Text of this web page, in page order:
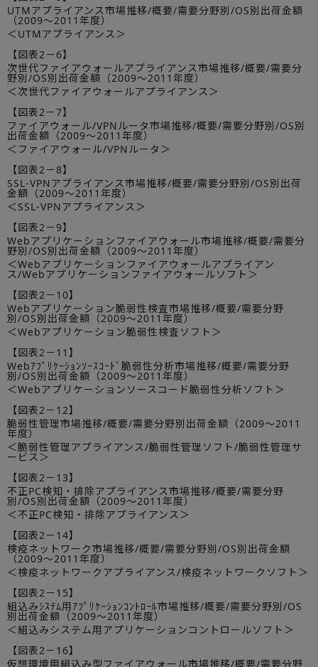
UTMアプライアンス市場推移/概要/需要分野別/OS別出荷金額
（2009～2011年度）
＜UTMアプライアンス＞
【図表2－6】
次世代ファイアウォールアプライアンス市場推移/概要/需要分
野別/OS別出荷金額（2009～2011年度）
＜次世代ファイアウォールアプライアンス＞
【図表2－7】
ファイアウォール/VPNルータ市場推移/概要/需要分野別/OS別
出荷金額（2009～2011年度）
＜ファイアウォール/VPNルータ＞
【図表2－8】
SSL-VPNアプライアンス市場推移/概要/需要分野別/OS別出荷
金額（2009～2011年度）
＜SSL-VPNアプライアンス＞
【図表2－9】
Webアプリケーションファイアウォール市場推移/概要/需要分
野別/OS別出荷金額（2009～2011年度）
＜Webアプリケーションファイアウォールアプライアン
ス/Webアプリケーションファイアウォールソフト＞
【図表2－10】
Webアプリケーション脆弱性検査市場推移/概要/需要分野
別/OS別出荷金額（2009～2011年度）
＜Webアプリケーション脆弱性検査ソフト＞
【図表2－11】
Webｱﾌﾟﾘｹｰｼｮﾝｿｰｽｺｰﾄﾞ脆弱性分析市場推移/概要/需要分野
別/OS別出荷金額（2009～2011年度）
＜Webアプリケーションソースコード脆弱性分析ソフト＞
【図表2－12】
脆弱性管理市場推移/概要/需要分野別出荷金額（2009～2011
年度）
＜脆弱性管理アプライアンス/脆弱性管理ソフト/脆弱性管理サ
ービス＞
【図表2－13】
不正PC検知・排除アプライアンス市場推移/概要/需要分野
別/OS別出荷金額（2009～2011年度）
＜不正PC検知・排除アプライアンス＞
【図表2－14】
検疫ネットワーク市場推移/概要/需要分野別/OS別出荷金額
（2009～2011年度）
＜検疫ネットワークアプライアンス/検疫ネットワークソフト＞
【図表2－15】
組込みｼｽﾃﾑ用ｱﾌﾟﾘｹｰｼｮﾝｺﾝﾄﾛｰﾙ市場推移/概要/需要分野別/OS
別出荷金額（2009～2011年度）
＜組込みシステム用アプリケーションコントロールソフト＞
【図表2－16】
仮想環境用組込み型ファイアウォール市場推移/概要/需要分野